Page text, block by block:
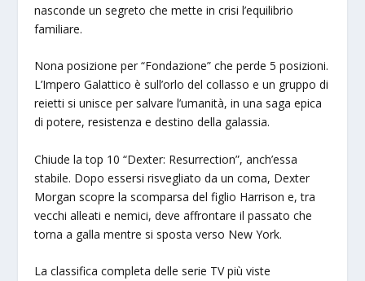
nasconde un segreto che mette in crisi l’equilibrio
familiare.
Nona posizione per “Fondazione” che perde 5 posizioni.
L’Impero Galattico è sull’orlo del collasso e un gruppo di
reietti si unisce per salvare l’umanità, in una saga epica
di potere, resistenza e destino della galassia.
Chiude la top 10 “Dexter: Resurrection”, anch’essa
stabile. Dopo essersi risvegliato da un coma, Dexter
Morgan scopre la scomparsa del figlio Harrison e, tra
vecchi alleati e nemici, deve affrontare il passato che
torna a galla mentre si sposta verso New York.
La classifica completa delle serie TV più viste